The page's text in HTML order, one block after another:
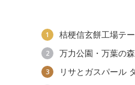
1 桔梗信玄餅工場テ
2 万力公園・万葉の
3 リサとガスパール